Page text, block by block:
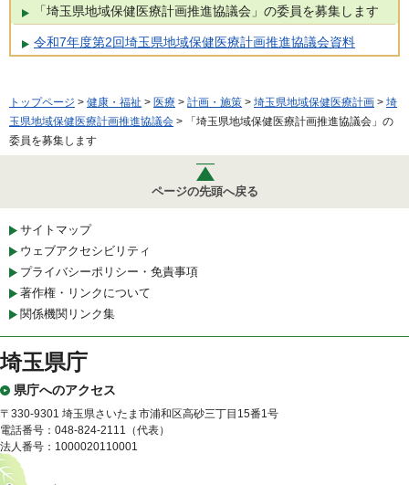
「埼玉県地域保健医療計画推進協議会」の委員を募集します
令和7年度第2回埼玉県地域保健医療計画推進協議会資料
トップページ > 健康・福祉 > 医療 > 計画・施策 > 埼玉県地域保健医療計画 > 埼
玉県地域保健医療計画推進協議会 > 「埼玉県地域保健医療計画推進協議会」の
委員を募集します
ページの先頭へ戻る
サイトマップ
ウェブアクセシビリティ
プライバシーポリシー・免責事項
著作権・リンクについて
関係機関リンク集
埼玉県庁
県庁へのアクセス
〒330-9301 埼玉県さいたま市浦和区高砂三丁目15番1号
電話番号：048-824-2111（代表）
法人番号：1000020110001